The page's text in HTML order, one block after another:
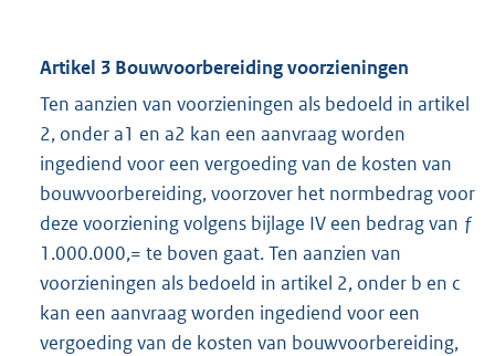
Artikel 3 Bouwvoorbereiding voorzieningen
Ten aanzien van voorzieningen als bedoeld in artikel
2, onder a1 en a2 kan een aanvraag worden
ingediend voor een vergoeding van de kosten van
bouwvoorbereiding, voorzover het normbedrag voor
deze voorziening volgens bijlage IV een bedrag van ƒ
1.000.000,= te boven gaat. Ten aanzien van
voorzieningen als bedoeld in artikel 2, onder b en c
kan een aanvraag worden ingediend voor een
vergoeding van de kosten van bouwvoorbereiding,